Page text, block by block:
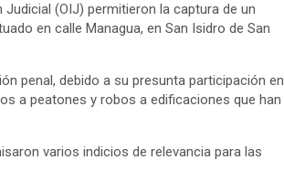
(OIJ) permitieron la captura de un
en calle Managua, en San Isidro de San
penal, debido a su presunta participación en
a peatones y robos a edificaciones que han
varios indicios de relevancia para las